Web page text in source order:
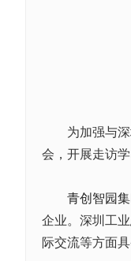
为加强与
会，开展走访学
青创智园集
企业。深圳工
际交流等方面